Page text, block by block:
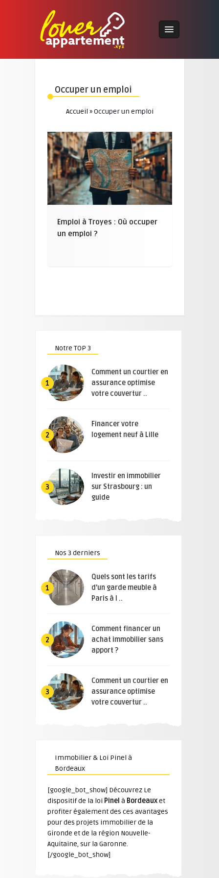
Occuper un emploi
Accueil »Occuper un emploi
Emploi à Troyes : Où occuper
un emploi ?
Notre TOP 3
1
Comment un courtier en
assurance optimise
votre couvertur ..
2
Financer votre
logement neuf à Lille
3
Investir en immobilier
sur Strasbourg : un
guide
Nos 3 derniers
1
Quels sont les tarifs
d’un garde meuble à
Paris à l ..
2
Comment financer un
achat immobilier sans
apport ?
3
Comment un courtier en
assurance optimise
votre couvertur ..
Immobilier & Loi Pinel à
Bordeaux
[google_bot_show] Découvrez Le
dispositif de la loi Pinel à Bordeauxet
profiter également des ces avantages
pour des projets immobilier de la
Gironde et de la région Nouvelle-
Aquitaine, sur la Garonne.
[/google_bot_show]